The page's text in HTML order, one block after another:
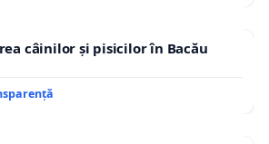
câinilor și pisicilor în Bacău